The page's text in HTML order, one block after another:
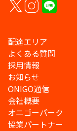
配達エリア
よくある質問
採用情報
お知らせ
ONIGO通信
会社概要
オニゴーパーク
協業パートナー